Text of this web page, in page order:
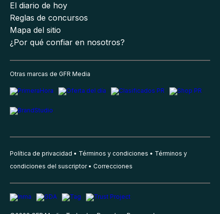
El diario de hoy
Reglas de concursos
Mapa del sitio
¿Por qué confiar en nosotros?
Otras marcas de GFR Media
Política de privacidad Términos y condiciones
Términos y
condiciones del suscriptor
Correcciones